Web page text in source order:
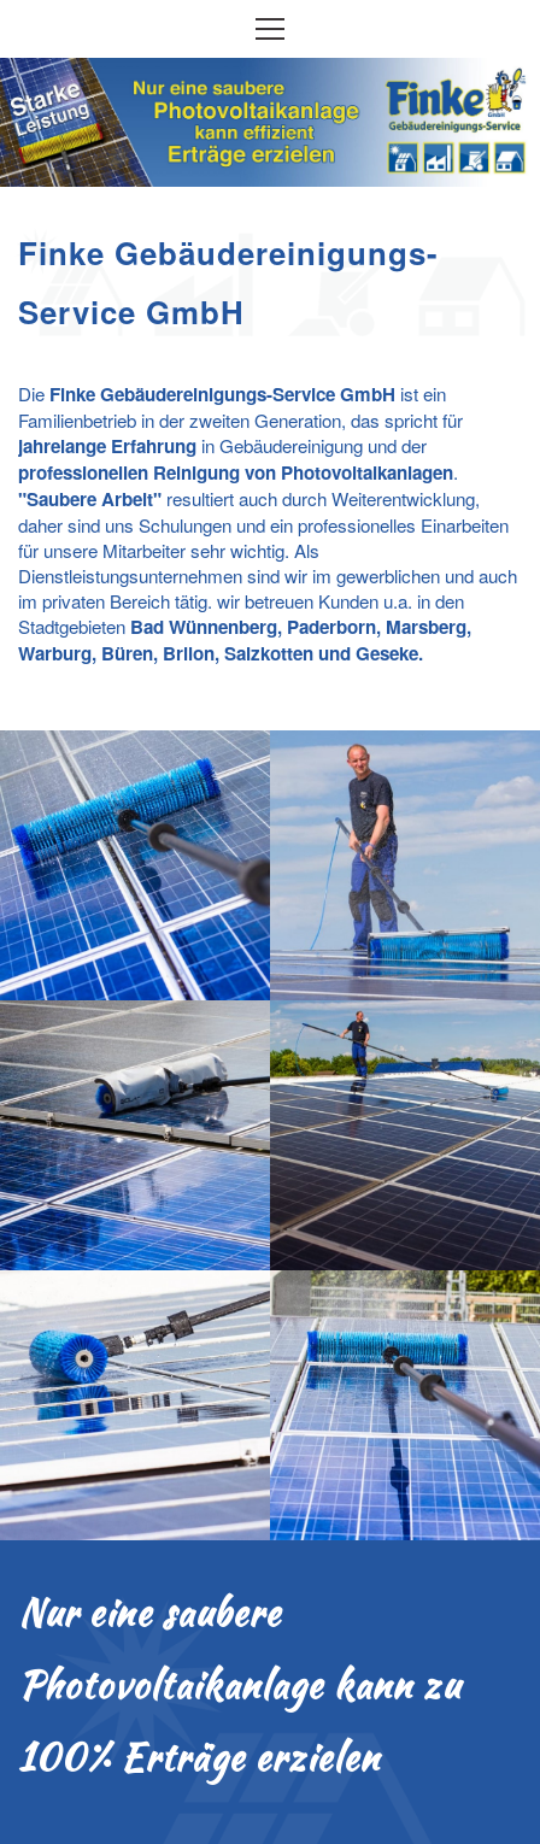
Finke Gebäudereinigungs-
Service GmbH
Die Finke Gebäudereinigungs-Service GmbH ist ein
Familienbetrieb in der zweiten Generation, das spricht für
jahrelange Erfahrung in Gebäudereinigung und der
professionellen Reinigung von Photovoltaikanlagen.
"Saubere Arbeit" resultiert auch durch Weiterentwicklung,
daher sind uns Schulungen und ein professionelles Einarbeiten
für unsere Mitarbeiter sehr wichtig. Als
Dienstleistungsunternehmen sind wir im gewerblichen und auch
im privaten Bereich tätig. wir betreuen Kunden u.a. in den
Stadtgebieten Bad Wünnenberg, Paderborn, Marsberg,
Warburg, Büren, Brilon, Salzkotten und Geseke.
Nur eine saubere
Photovoltaikanlage kann zu
100% Erträge erzielen